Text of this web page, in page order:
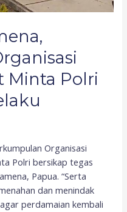
Minta Polri
Organisasi
Polri bersikap tegas
Papua. “Serta
dan menindak
perdamaian kembali